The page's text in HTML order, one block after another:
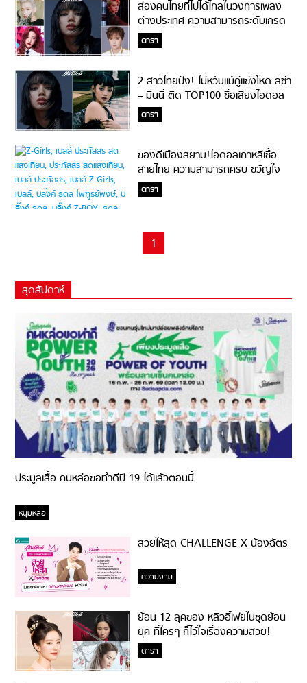
ส่องคนไทยที่ไปได้ไกลในวงการเพลง
ต่างประเทศ ความสามารถระดับเกรด
A!
ดารา
2 สาวไทยปัง! ไม่หวั่นแม้คู่แข่งโหด ลิซ่า
– มินนี่ ติด TOP100 ชื่อเสียงไอดอล
หญิงประจำเดือน!
ดารา
ของดีเมืองสยาม!ไอดอลเกาหลีเชื้อ
สายไทย ความสามารถครบ ขวัญใจ
แฟนอินเตอร์
ดารา
1
สุดสัปดาห์
ประมูลเสื้อ คนหล่อขอทำดีปี 19 ได้แล้วตอนนี้
หนุ่มหล่อ
สวยให้สุด CHALLENGE X น้องฉัตร
ความงาม
ย้อน 12 ลุคของ หลิวอี้เฟยในชุดย้อน
ยุค ที่ใครๆ ก็ไว้ใจเรื่องความสวย!
ดารา